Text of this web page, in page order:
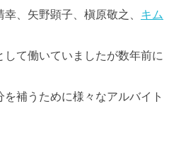
、矢野顕子、槇原敬之、 キム
て働いていましたが数年前に
補うために様々なアルバイト